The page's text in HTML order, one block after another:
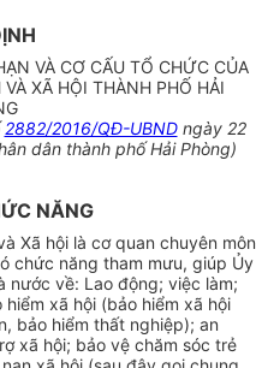
VÀ CƠ CẤU TỔ CHỨC CỦA
XÃ HỘI THÀNH PHỐ HẢI
2882/2016/QĐ-UBNDngày 22
dân thành phố Hải Phòng)
NĂNG
Xã hội là cơ quan chuyên môn
chức năng tham mưu, giúp Ủy
nước về: Lao động; việc làm;
xã hội (bảo hiểm xã hội
bảo hiểm thất nghiệp); an
xã hội; bảo vệ chăm sóc trẻ